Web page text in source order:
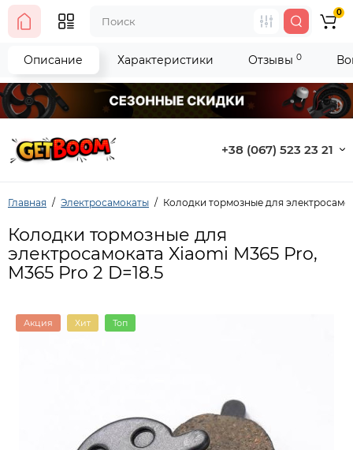
+38 (067) 523 23 21
0
Главная Электросамокаты Колодки тормозные для
Колодки тормозные для
электросамоката Xiaomi M365 Pro,
M365 Pro 2 D=18.5
Акция Хит Топ
Описание Характеристики Отзывы 0